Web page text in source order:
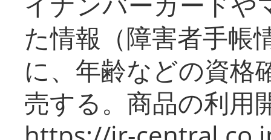
た情報（障害者手帳
に、年齢などの資格
売する。商品の利用